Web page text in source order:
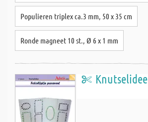
Populieren triplex ca.3 mm, 50 x 35 cm
Ronde magneet 10 st., Ø 6 x 1 mm
Knutselidee